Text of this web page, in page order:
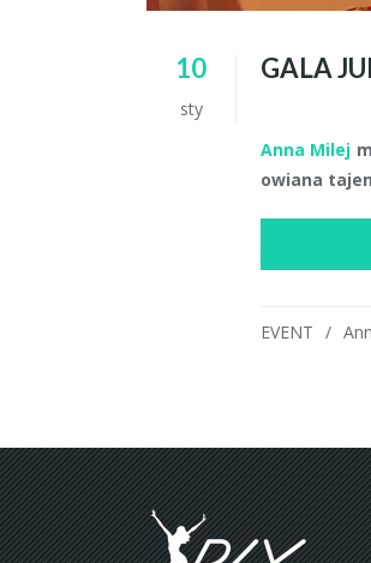
10
sty
GALA
Anna Milej
owiana
EVENT